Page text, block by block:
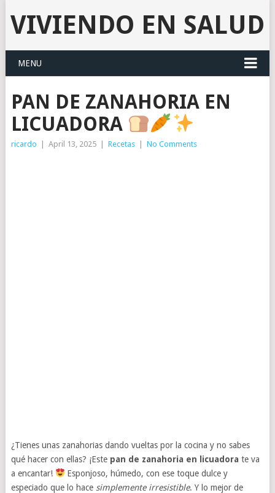
VIVIENDO EN SALUD
MENU
PAN DE ZANAHORIA EN
LICUADORA
ricardo April 13, 2025 Recetas No Comments
¿Tienes unas zanahorias dando vueltas por la cocina y no sabes
qué hacer con ellas? ¡Este pan de zanahoria en licuadora te va
a encantar!
Esponjoso, húmedo, con ese toque dulce y
especiado que lo hace simplemente irresistible. Y lo mejor de